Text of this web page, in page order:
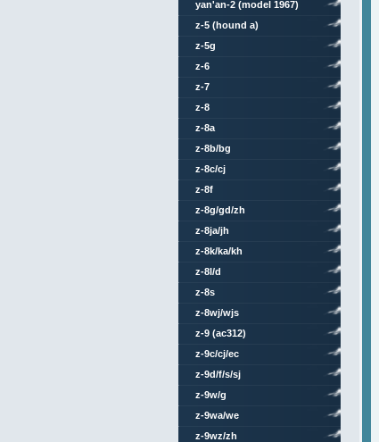
yan'an-2 (model 1967)
z-5 (hound a)
z-5g
z-6
z-7
z-8
z-8a
z-8b/bg
z-8c/cj
z-8f
z-8g/gd/zh
z-8ja/jh
z-8k/ka/kh
z-8l/d
z-8s
z-8wj/wjs
z-9 (ac312)
z-9c/cj/ec
z-9d/f/s/sj
z-9w/g
z-9wa/we
z-9wz/zh